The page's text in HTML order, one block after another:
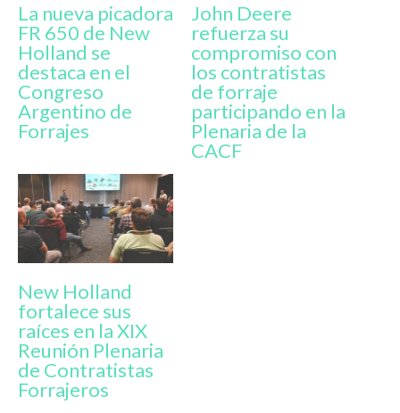
La nueva picadora
FR 650 de New
Holland se
destaca en el
Congreso
Argentino de
Forrajes
John Deere
refuerza su
compromiso con
los contratistas
de forraje
participando en la
Plenaria de la
CACF
New Holland
fortalece sus
raíces en la XIX
Reunión Plenaria
de Contratistas
Forrajeros